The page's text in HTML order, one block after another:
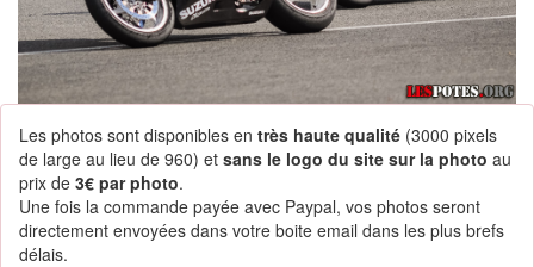
Les photos sont disponibles en très haute qualité (3000 pixels
de large au lieu de 960) et sans le logo du site sur la photo au
prix de 3€ par photo.
Une fois la commande payée avec Paypal, vos photos seront
directement envoyées dans votre boite email dans les plus brefs
délais.